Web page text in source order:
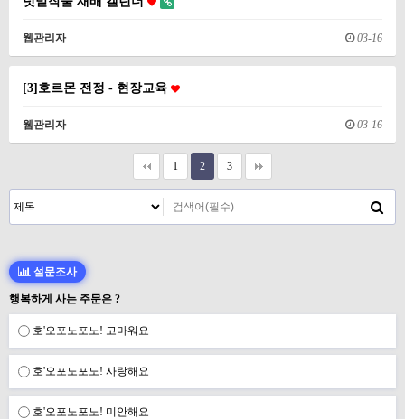
웹관리자 03-16
[3]호르몬 전정 - 현장교육
웹관리자 03-16
1 2 3
설문조사
행복하게 사는 주문은 ?
호'오포노포노! 고마워요
호'오포노포노! 사랑해요
호'오포노포노! 미안해요